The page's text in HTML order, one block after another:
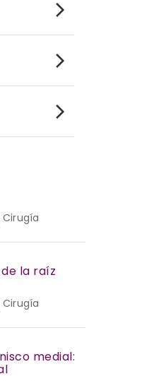
Cirugía
la raíz
Cirugía
medial: